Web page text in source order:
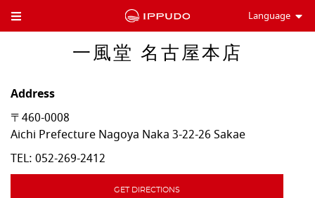
Toggle Header Menu Language
一風堂 名古屋本店
Address
〒460-0008
Aichi Prefecture Nagoya Naka 3-22-26 Sakae
TEL: 052-269-2412
GET DIRECTIONS